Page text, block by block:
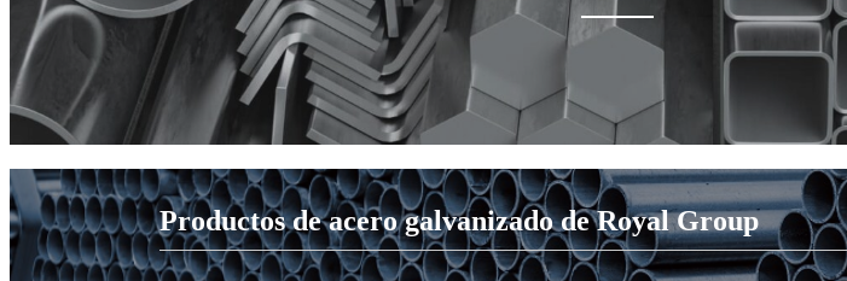
Productos de acero galvanizado de Royal Group